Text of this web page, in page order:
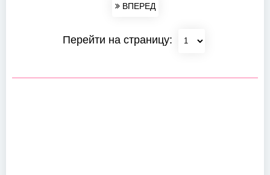
ВПЕРЕД
Перейти на страницу: